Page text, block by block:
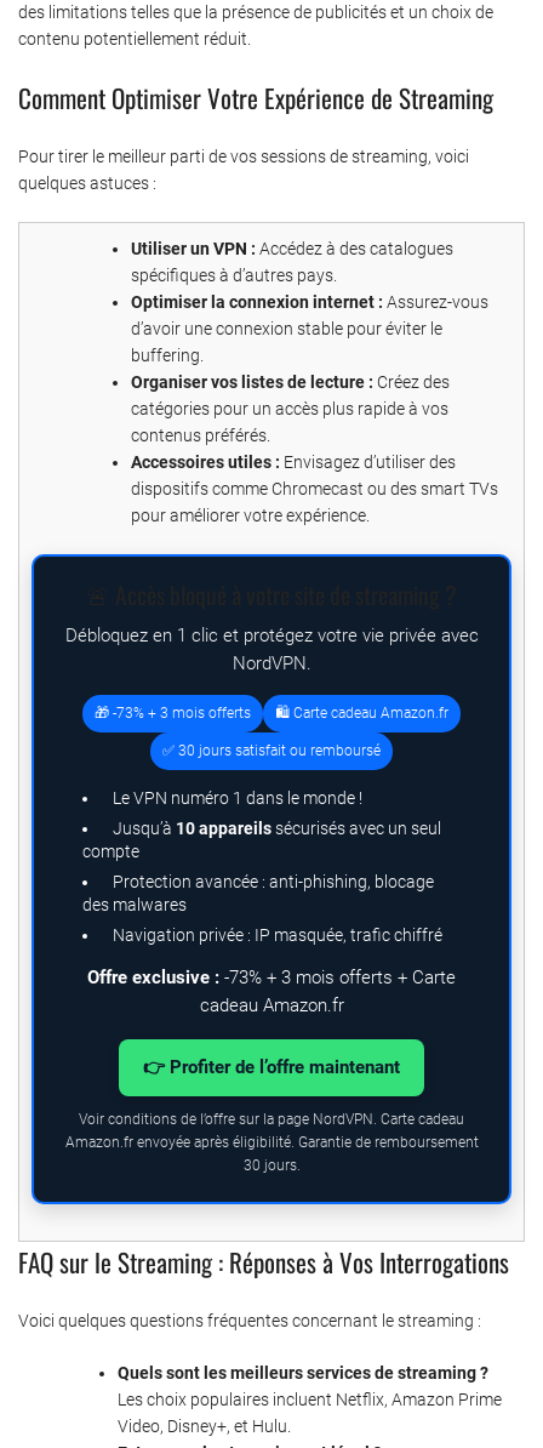
des limitations telles que la présence de publicités et un choix de
contenu potentiellement réduit.
Comment Optimiser Votre Expérience de Streaming
Pour tirer le meilleur parti de vos sessions de streaming, voici
quelques astuces :
Utiliser un VPN : Accédez à des catalogues
spécifiques à d’autres pays.
Optimiser la connexion internet : Assurez-vous
d’avoir une connexion stable pour éviter le
buffering.
Organiser vos listes de lecture : Créez des
catégories pour un accès plus rapide à vos
contenus préférés.
Accessoires utiles : Envisagez d’utiliser des
dispositifs comme Chromecast ou des smart TVs
pour améliorer votre expérience.
Débloquez en 1 clic et protégez votre vie privée avec
NordVPN.
🎁 -73% + 3 mois offerts 🛍️ Carte cadeau Amazon.fr
✅ 30 jours satisfait ou remboursé
Le VPN numéro 1 dans le monde !
Jusqu’à 10 appareilssécurisés avec un seul
compte
Protection avancée : anti-phishing, blocage
des malwares
Navigation privée : IP masquée, trafic chiffré
Offre exclusive : -73% + 3 mois offerts + Carte
cadeau Amazon.fr
👉 Profiter de l’offre maintenant
Voir conditions de l’offre sur la page NordVPN. Carte cadeau
Amazon.fr envoyée après éligibilité. Garantie de remboursement
30 jours.
FAQ sur le Streaming : Réponses à Vos Interrogations
Voici quelques questions fréquentes concernant le streaming :
Quels sont les meilleurs services de streaming ?
Les choix populaires incluent Netflix, Amazon Prime
Video, Disney+, et Hulu.